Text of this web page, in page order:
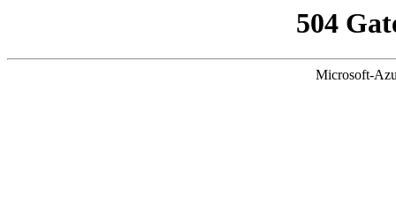
504
Microsoft-